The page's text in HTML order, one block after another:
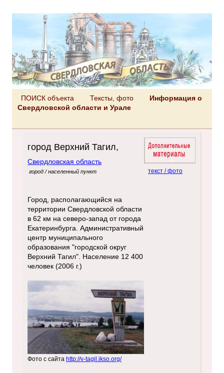
ПОИСК объекта Тексты, фото
Информация о
Свердловской области и Урале
текст / фото
город Верхний Тагил,
Свердловская область
город / населенный пункт
Город, располагающийся на
территории Свердловской области
в 62 км на северо-запад от города
Екатеринбурга. Административный
центр муниципального
образования "городской округ
Верхний Тагил". Население 12 400
человек (2006 г.)
Фото с сайта http://v-tagil.ikso.org/